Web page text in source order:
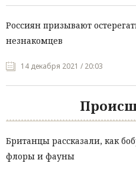
Россиян призывают
незнакомцев
14 декабря 2021 / 20:03
Британцы рассказали, как
флоры и фауны